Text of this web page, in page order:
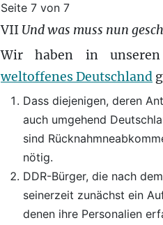
Seite 7 von 7
VII Und was muss nun
Wir haben in
weltoffenes Deutschland
Dass diejenigen, deren
auch umgehend
sind
nötig.
DDR-Bürger, die nach
seinerzeit zunächst ein
denen ihre Personalien